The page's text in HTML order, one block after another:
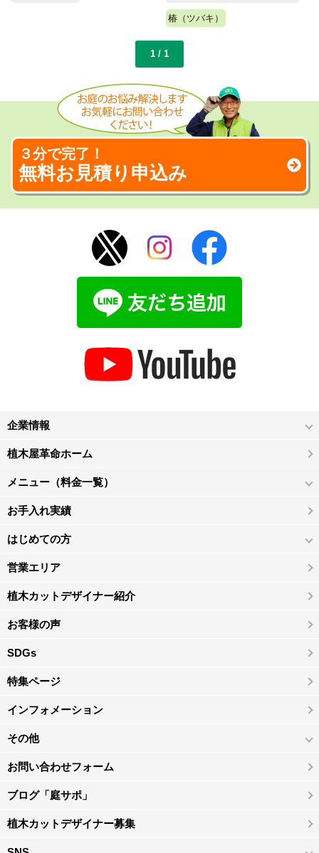
椿（ツバキ）
1 / 1
３分で完了！
無料お見積り申込み
企業情報
植木屋革命ホーム
メニュー（料金一覧）
お手入れ実績
はじめての方
営業エリア
植木カットデザイナー紹介
お客様の声
SDGs
特集ページ
インフォメーション
その他
お問い合わせフォーム
ブログ「庭サポ」
植木カットデザイナー募集